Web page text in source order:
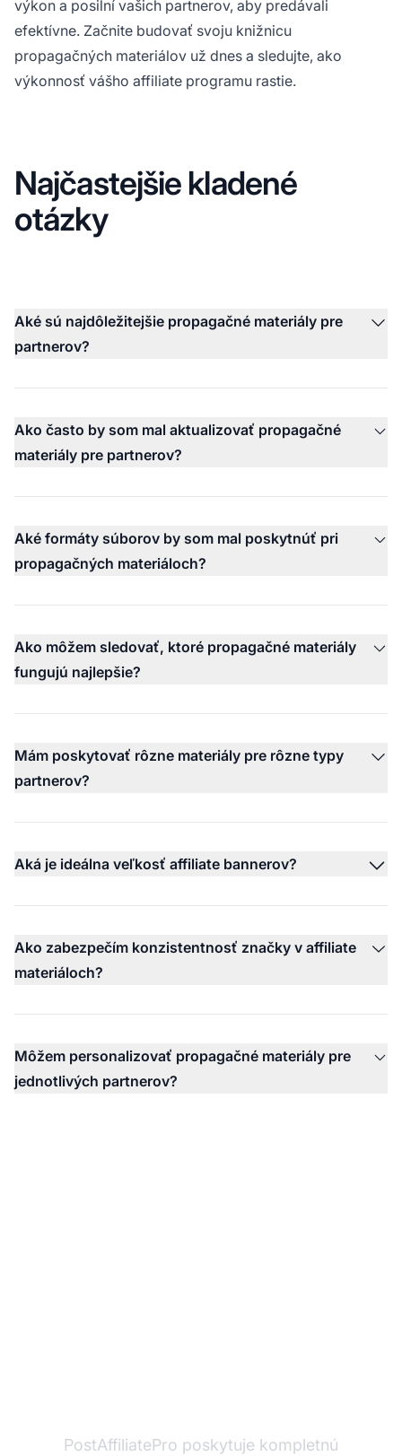
výkon a posilní vašich partnerov, aby predávali
efektívne. Začnite budovať svoju knižnicu
propagačných materiálov už dnes a sledujte, ako
výkonnosť vášho affiliate programu rastie.
Najčastejšie kladené
otázky
Aké sú najdôležitejšie propagačné materiály pre
partnerov?
Ako často by som mal aktualizovať propagačné
materiály pre partnerov?
Aké formáty súborov by som mal poskytnúť pri
propagačných materiáloch?
Ako môžem sledovať, ktoré propagačné materiály
fungujú najlepšie?
Mám poskytovať rôzne materiály pre rôzne typy
partnerov?
Aká je ideálna veľkosť affiliate bannerov?
Ako zabezpečím konzistentnosť značky v affiliate
materiáloch?
Môžem personalizovať propagačné materiály pre
jednotlivých partnerov?
PostAffiliatePro poskytuje kompletnú